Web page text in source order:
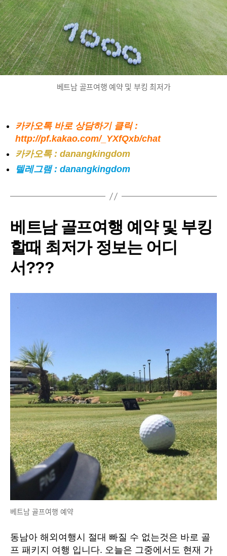
요
금
및
할
인
혜
베트남 골프여행 예약 및 부킹 최저가
카카오톡 바로 상담하기 클릭 :
http://pf.kakao.com/_YXfQxb/chat
카카오톡 : danangkingdom
텔레그램 : danangkingdom
베트남 골프여행 예약 및 부킹
할때 최저가 정보는 어디
서???
베트남 골프여행 예약
동남아 해외여행시 절대 빠질 수 없는것은 바로 골
프 패키지 여행 입니다. 오늘은 그중에서도 현재 가